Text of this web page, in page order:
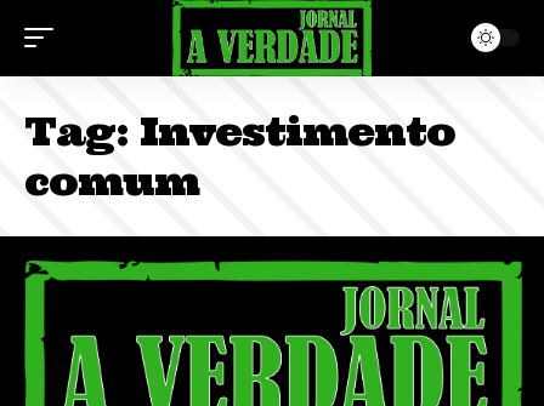
Tag: Investimento
comum